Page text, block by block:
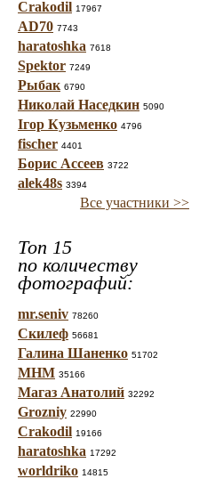
Crakodil 17967
AD70 7743
haratoshka 7618
Spektor 7249
Рыбак 6790
Николай Наседкин 5090
Ігор Кузьменко 4796
fischer 4401
Борис Ассеев 3722
alek48s 3394
Все участники >>
Топ 15
по количеству
фотографий:
mr.seniv 78260
Скилеф 56681
Галина Шаненко 51702
МНМ 35166
Магаз Анатолий 32292
Grozniy 22990
Crakodil 19166
haratoshka 17292
worldriko 14815